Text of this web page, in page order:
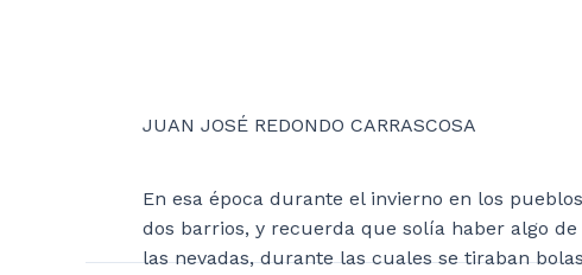
JUAN JOSÉ REDONDO CARRASCOSA
En esa época durante el invierno en los
dos barrios, y recuerda que solía haber algo
las nevadas, durante las cuales se tiraban